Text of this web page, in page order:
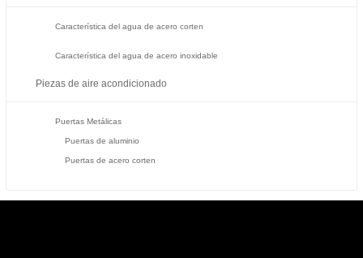
Característica del agua de acero corten
Característica del agua de acero inoxidable
Piezas de aire acondicionado
Puertas Metálicas
Puertas de aluminio
Puertas de acero corten